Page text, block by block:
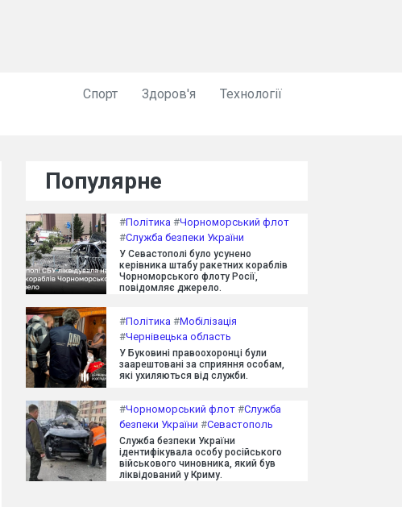
Спорт Здоров'я Технології
Популярне
#Політика #Чорноморський флот
#Служба безпеки України
У Севастополі було усунено
керівника штабу ракетних кораблів
Чорноморського флоту Росії,
повідомляє джерело.
#Політика #Мобілізація
#Чернівецька область
У Буковині правоохоронці були
заарештовані за сприяння особам,
які ухиляються від служби.
#Чорноморський флот #Служба
безпеки України #Севастополь
Служба безпеки України
ідентифікувала особу російського
військового чиновника, який був
ліквідований у Криму.